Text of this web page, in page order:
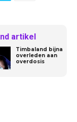
artikel
Timbaland bijna
overleden aan
overdosis